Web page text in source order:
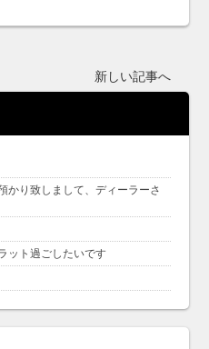
新しい記事へ
かり致しまして、ディーラーさ
ット過ごしたいです